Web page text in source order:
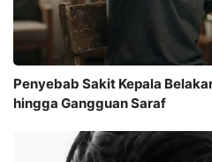
Penyebab Sakit Kepala
hingga Gangguan Saraf